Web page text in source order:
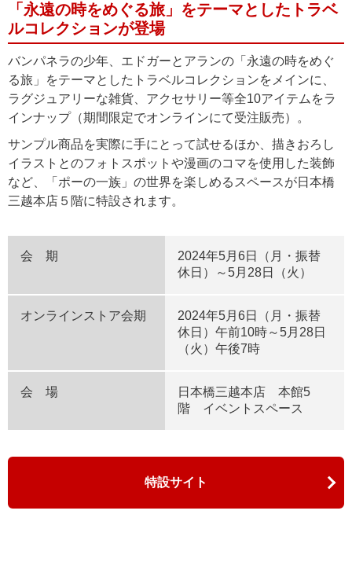
「永遠の時をめぐる旅」をテーマとしたトラベ
ルコレクションが登場
バンパネラの少年、エドガーとアランの「永遠の時をめぐ
る旅」をテーマとしたトラベルコレクションをメインに、
ラグジュアリーな雑貨、アクセサリー等全10アイテムをラ
インナップ（期間限定でオンラインにて受注販売）。
サンプル商品を実際に手にとって試せるほか、描きおろし
イラストとのフォトスポットや漫画のコマを使用した装飾
など、「ポーの一族」の世界を楽しめるスペースが日本橋
三越本店５階に特設されます。
会 期
2024年5月6日（月・振替
休日）～5月28日（火）
オンラインストア会期
2024年5月6日（月・振替
休日）午前10時～5月28日
（火）午後7時
会 場
日本橋三越本店 本館5
階 イベントスペース
特設サイト